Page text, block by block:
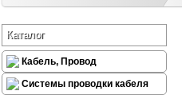
Каталог
Кабель, Провод
Системы проводки кабеля